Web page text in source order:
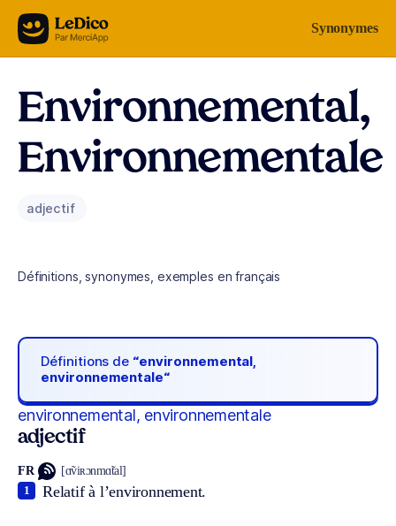
Aller au contenu Synonymes
Environnemental,
Environnementale
adjectif
Définitions, synonymes, exemples en français
Définitions de “environnemental,
environnementale“
environnemental, environnementale
adjectif
FR [ɑ̃viʀɔnmɑ̃tal]
Relatif à l’environnement.
1